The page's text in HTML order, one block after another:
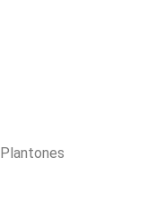
Plantones